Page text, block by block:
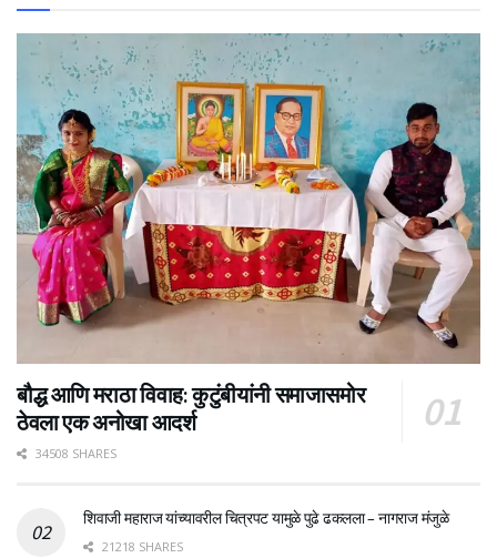
बौद्ध आणि मराठा विवाह: कुटुंबीयांनी समाजासमोर
ठेवला एक अनोखा आदर्श
34508 SHARES
शिवाजी महाराज यांच्यावरील चित्रपट यामुळे पुढे ढकलला – नागराज मंजुळे
21218 SHARES